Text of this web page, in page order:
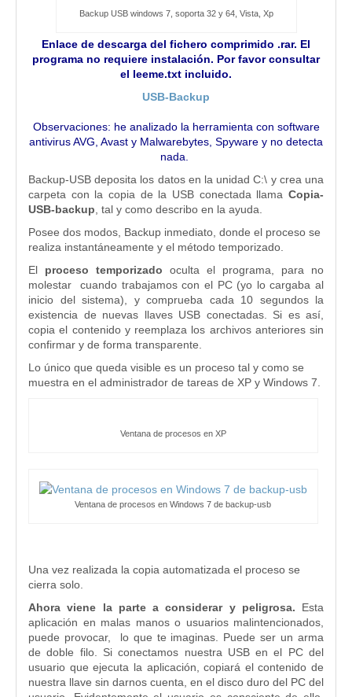
Backup USB windows 7, soporta 32 y 64, Vista, Xp
Enlace de descarga del fichero comprimido .rar. El
programa no requiere instalación. Por favor consultar
el leeme.txt incluido.
USB-Backup
Observaciones: he analizado la herramienta con software
antivirus AVG, Avast y Malwarebytes, Spyware y no detecta
nada.
Backup-USB deposita los datos en la unidad C:\ y crea una
carpeta con la copia de la USB conectada llama Copia-
USB-backup , tal y como describo en la ayuda.
Posee dos modos, Backup inmediato, donde el proceso se
realiza instantáneamente y el método temporizado.
El proceso temporizado oculta el programa, para no
molestar cuando trabajamos con el PC (yo lo cargaba al
inicio del sistema), y comprueba cada 10 segundos la
existencia de nuevas llaves USB conectadas. Si es así,
copia el contenido y reemplaza los archivos anteriores sin
confirmar y de forma transparente.
Lo único que queda visible es un proceso tal y como se
muestra en el administrador de tareas de XP y Windows 7.
Ventana de procesos en XP
Ventana de procesos en Windows 7 de backup-usb
Una vez realizada la copia automatizada el proceso se
cierra solo.
Ahora viene la parte a considerar y peligrosa. Esta
aplicación en malas manos o usuarios malintencionados,
puede provocar, lo que te imaginas. Puede ser un arma
de doble filo. Si conectamos nuestra USB en el PC del
usuario que ejecuta la aplicación, copiará el contenido de
nuestra llave sin darnos cuenta, en el disco duro del PC del